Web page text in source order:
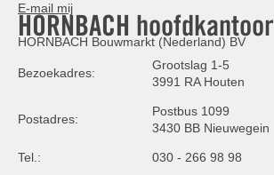
E-mail mij
HORNBACH hoofdkantoor
HORNBACH Bouwmarkt (Nederland) BV
Bezoekadres:
Grootslag 1-5
3991 RA Houten
Postadres:
Postbus 1099
3430 BB Nieuwegein
Tel.: 030 - 266 98 98